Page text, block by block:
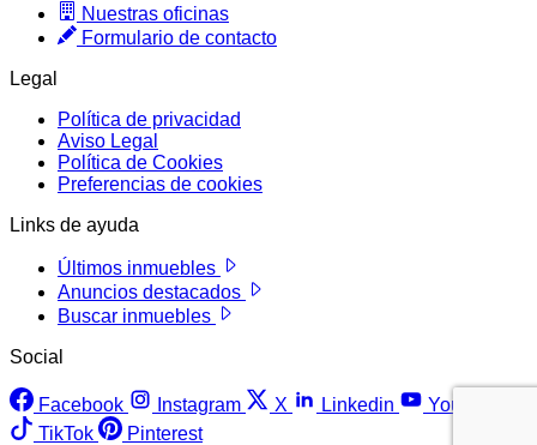
Nuestras oficinas
Formulario de contacto
Legal
Política de privacidad
Aviso Legal
Política de Cookies
Preferencias de cookies
Links de ayuda
Últimos inmuebles
Anuncios destacados
Buscar inmuebles
Social
Facebook Instagram X Linkedin
YouTube
TikTok
Pinterest